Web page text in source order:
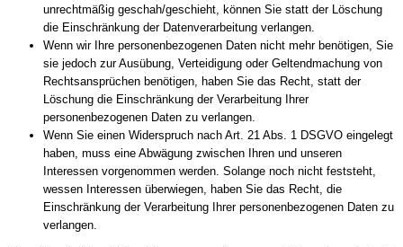
unrechtmäßig geschah/geschieht, können Sie statt der Löschung
die Einschränkung der Datenverarbeitung verlangen.
Wenn wir Ihre personenbezogenen Daten nicht mehr benötigen, Sie
sie jedoch zur Ausübung, Verteidigung oder Geltendmachung von
Rechtsansprüchen benötigen, haben Sie das Recht, statt der
Löschung die Einschränkung der Verarbeitung Ihrer
personenbezogenen Daten zu verlangen.
Wenn Sie einen Widerspruch nach Art. 21 Abs. 1 DSGVO eingelegt
haben, muss eine Abwägung zwischen Ihren und unseren
Interessen vorgenommen werden. Solange noch nicht feststeht,
wessen Interessen überwiegen, haben Sie das Recht, die
Einschränkung der Verarbeitung Ihrer personenbezogenen Daten zu
verlangen.